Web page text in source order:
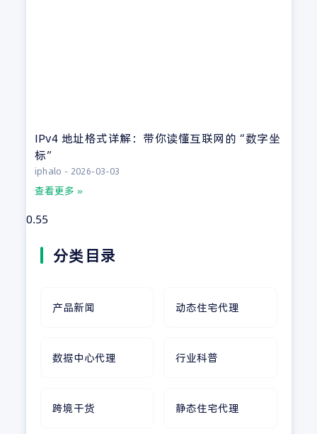
IPv4 地址格式详解：带你读懂互联网的“数字坐
标”
iphalo 2026-03-03
查看更多 »
分类目录
产品新闻 动态住宅代理
数据中心代理 行业科普
跨境干货 静态住宅代理